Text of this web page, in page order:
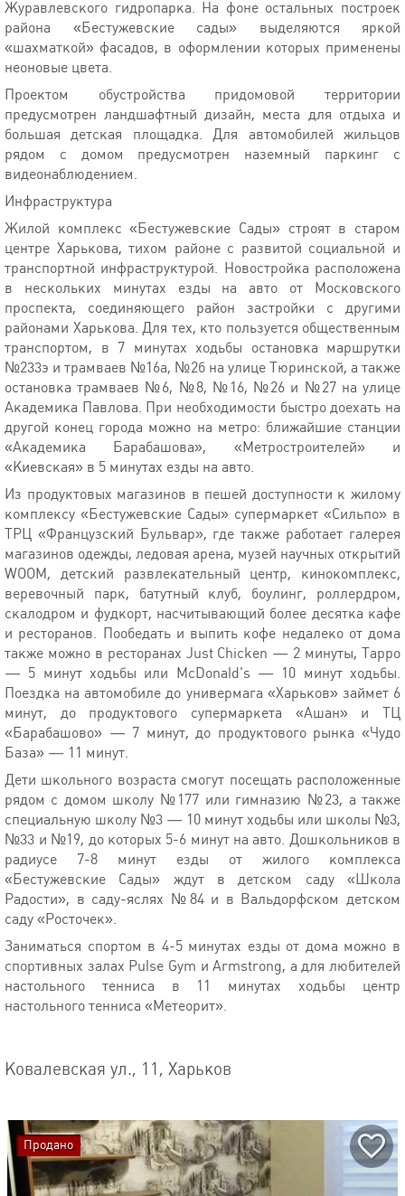
Журавлевского гидропарка. На фоне остальных построек
района «Бестужевские сады» выделяются яркой
«шахматкой» фасадов, в оформлении которых применены
неоновые цвета.
Проектом обустройства придомовой территории
предусмотрен ландшафтный дизайн, места для отдыха и
большая детская площадка. Для автомобилей жильцов
рядом с домом предусмотрен наземный паркинг с
видеонаблюдением.
Инфраструктура
Жилой комплекс «Бестужевские Сады» строят в старом
центре Харькова, тихом районе с развитой социальной и
транспортной инфраструктурой. Новостройка расположена
в нескольких минутах езды на авто от Московского
проспекта, соединяющего район застройки с другими
районами Харькова. Для тех, кто пользуется общественным
транспортом, в 7 минутах ходьбы остановка маршрутки
№233э и трамваев №16а, №2б на улице Тюринской, а также
остановка трамваев №6, №8, №16, №26 и №27 на улице
Академика Павлова. При необходимости быстро доехать на
другой конец города можно на метро: ближайшие станции
«Академика Барабашова», «Метростроителей» и
«Киевская» в 5 минутах езды на авто.
Из продуктовых магазинов в пешей доступности к жилому
комплексу «Бестужевские Сады» супермаркет «Сильпо» в
ТРЦ «Французский Бульвар», где также работает галерея
магазинов одежды, ледовая арена, музей научных открытий
WOOM, детский развлекательный центр, кинокомплекс,
веревочный парк, батутный клуб, боулинг, роллердром,
скалодром и фудкорт, насчитывающий более десятка кафе
и ресторанов. Пообедать и выпить кофе недалеко от дома
также можно в ресторанах Just Chicken — 2 минуты, Tappo
— 5 минут ходьбы или McDonald's — 10 минут ходьбы.
Поездка на автомобиле до универмага «Харьков» займет 6
минут, до продуктового супермаркета «Ашан» и ТЦ
«Барабашово» — 7 минут, до продуктового рынка «Чудо
База» — 11 минут.
Дети школьного возраста смогут посещать расположенные
рядом с домом школу №177 или гимназию №23, а также
специальную школу №3 — 10 минут ходьбы или школы №3,
№33 и №19, до которых 5-6 минут на авто. Дошкольников в
радиусе 7-8 минут езды от жилого комплекса
«Бестужевские Сады» ждут в детском саду «Школа
Радости», в саду-яслях №84 и в Вальдорфском детском
саду «Росточек».
Заниматься спортом в 4-5 минутах езды от дома можно в
спортивных залах Pulse Gym и Armstrong, а для любителей
настольного тенниса в 11 минутах ходьбы центр
настольного тенниса «Метеорит».
Ковалевская ул., 11, Харьков
Продано